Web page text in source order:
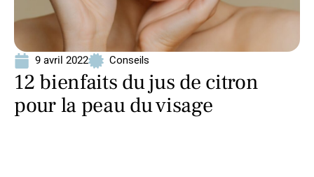
9 avril 2022 Conseils
12 bienfaits du jus de citron
pour la peau du visage